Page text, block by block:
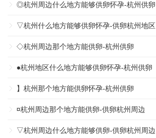
◎杭州周边什么地方能够供卵怀孕-杭州供卵
▽杭州什么地方能够供卵怀孕-供卵杭州地区
◇杭州周边那个地方能供卵-杭州供卵
●杭州地区什么地方能够供卵怀孕-杭州供卵
】杭州那个地方能供卵怀孕-杭州供卵
¤杭州周边那个地方能供卵-供卵杭州周边
▽杭州周边什么地方能够供卵-供卵杭州周边